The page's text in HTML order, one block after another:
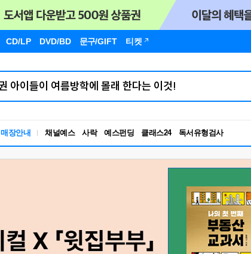
CD/LP DVD/BD 문구/GIFT 티켓
매장안내 채널예스 사락 예스펀딩 클래스24
독서유형검사
RBTI Lab
독서유형검사